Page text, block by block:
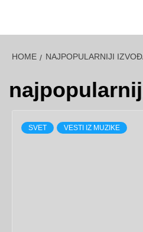
HOME NAJPOPULARNIJI
SVET VESTI IZ MUZIKE